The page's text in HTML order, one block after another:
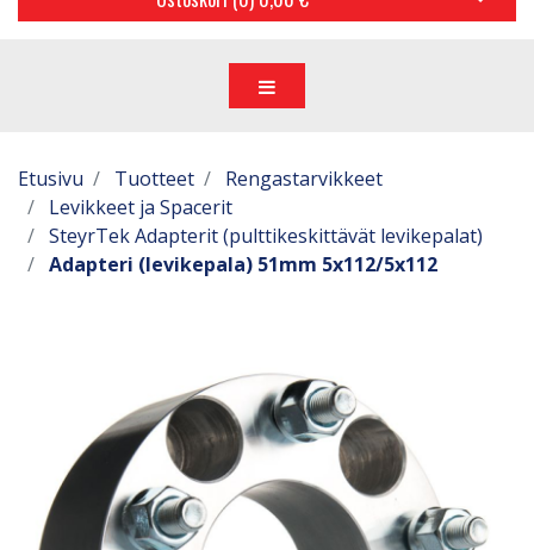
Etusivu Tuotteet
Rengastarvikkeet
Levikkeet ja Spacerit
SteyrTek Adapterit (pulttikeskittävät levikepalat)
Adapteri (levikepala) 51mm 5x112/5x112